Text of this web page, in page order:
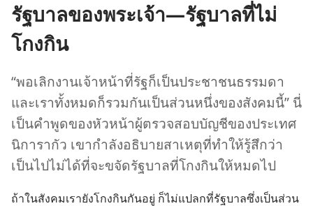
รัฐบาลของพระเจ้า—รัฐบาลที่ไม่
โกงกิน
“พอเลิกงานเจ้าหน้าที่รัฐก็เป็นประชาชนธรรมดา
และเราทั้งหมดก็รวมกันเป็นส่วนหนึ่งของสังคมนี้” นี่
เป็นคำพูดของหัวหน้าผู้ตรวจสอบบัญชีของประเทศ
นิการากัว เขากำลังอธิบายสาเหตุที่ทำให้รู้สึกว่า
เป็นไปไม่ได้ที่จะขจัดรัฐบาลที่โกงกินให้หมดไป
ถ้าในสังคมเรายังโกงกินกันอยู่ ก็ไม่แปลกที่รัฐบาลซึ่งเป็นส่วน